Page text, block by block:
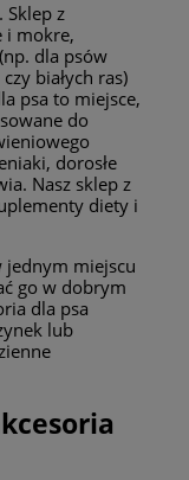
Sklep z
i mokre,
dla psów
białych ras)
psa to miejsce,
do
dorosłe
Nasz sklep z
diety i
jednym miejscu
go w dobrym
dla psa
lub